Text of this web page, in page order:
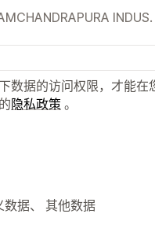
数据的访问权限，才能在
隐私政策 。
数据、 其他数据